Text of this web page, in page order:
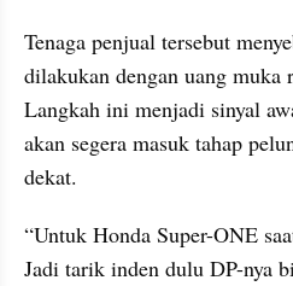
Tenaga penjual tersebut
dilakukan dengan uang muka
Langkah ini menjadi sinyal
akan segera masuk tahap
dekat.
“Untuk Honda Super-ONE
Jadi tarik inden dulu DP-nya